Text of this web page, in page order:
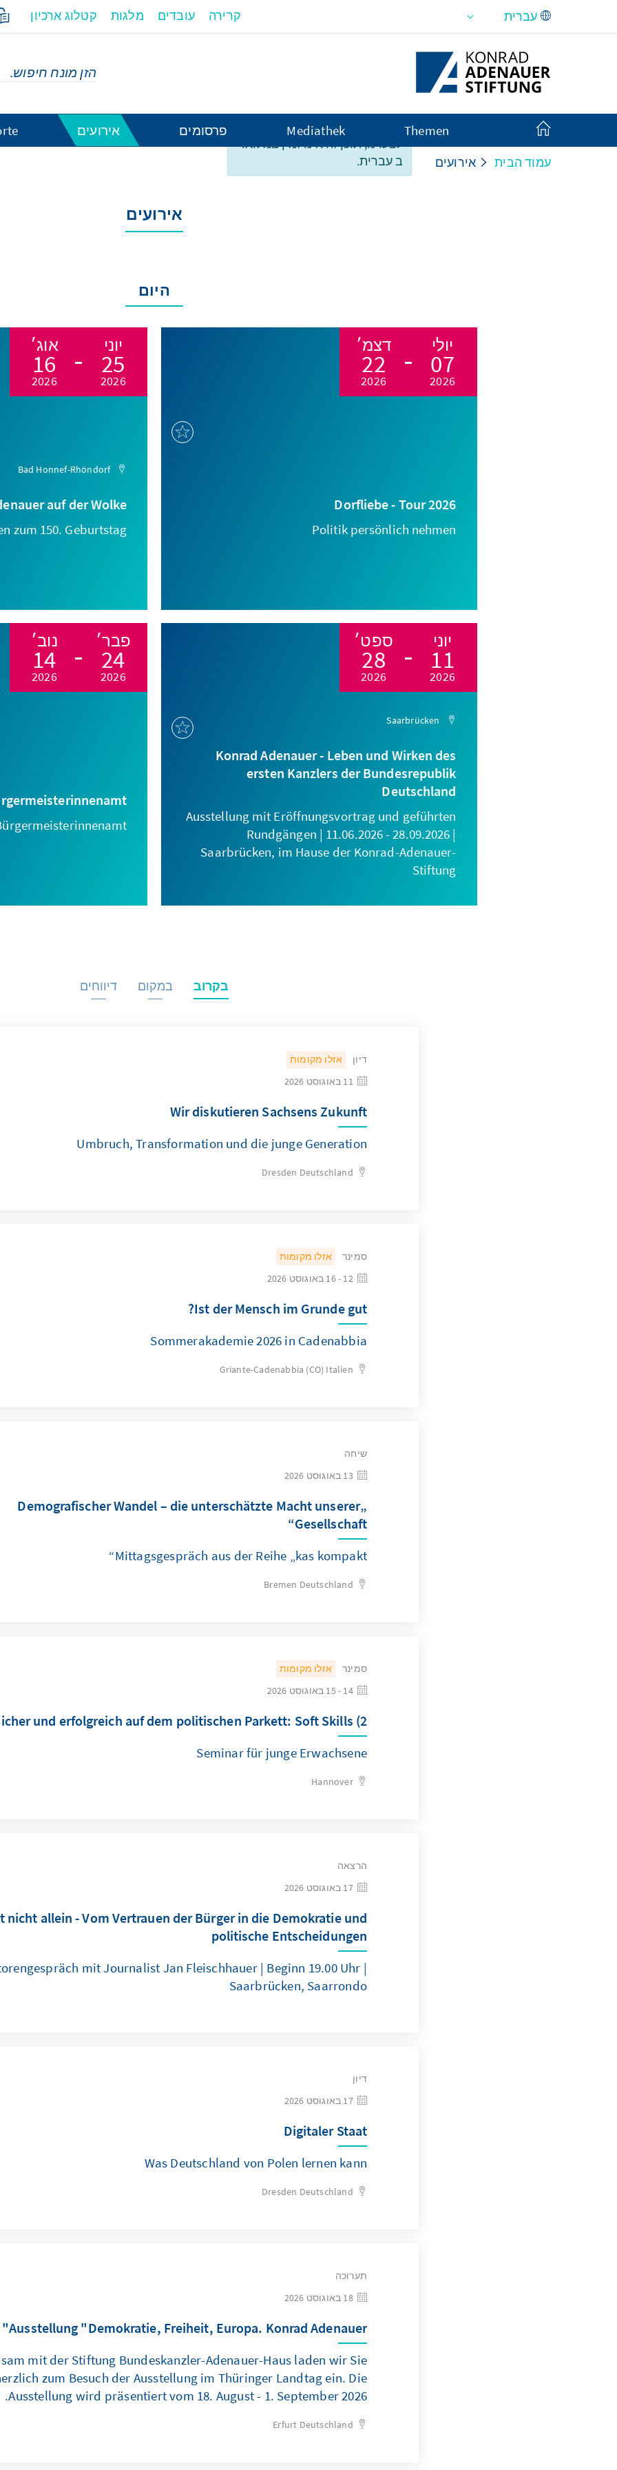
Skip to Main Content
לצערנו, תוכן זה אינו זמין במלואו
ב עברית.
קרירה עובדים מלגות קטלוג ארכיון
Themen
Mediathek פרסומים אירועים
עמוד הבית אירועים
אירועים
היום
יולי
07
2026
דצמ׳
22
2026
Dorfliebe - Tour 2026
Politik persönlich nehmen
יוני
25
2026
אוג׳
16
2026
Bad Honnef-Rhöndorf
auf der Wolke
zum 150. Geburtstag
יוני
11
2026
ספט׳
28
2026
Saarbrücken
Konrad Adenauer - Leben und Wirken des
ersten Kanzlers der Bundesrepublik
Deutschland
Ausstellung mit Eröffnungsvortrag und geführten
Rundgängen | 11.06.2026 - 28.09.2026 |
Saarbrücken, im Hause der Konrad-Adenauer-
Stiftung
פבר׳
24
2026
נוב׳
14
2026
בקרוב במקום דיווחים
דיון
אזלו מקומות
Wir diskutieren Sachsens Zukunft
Umbruch, Transformation und die junge Generation
Dresden Deutschland
סמינר
אזלו מקומות
12 - 16 באוגוסט 2026
Ist der Mensch im Grunde gut?
Sommerakademie 2026 in Cadenabbia
Griante-Cadenabbia (CO) Italien
שיחה
„Demografischer Wandel – die unterschätzte Macht unserer
Gesellschaft“
Mittagsgespräch aus der Reihe „kas kompakt“
Bremen Deutschland
סמינר
אזלו מקומות
14 - 15 באוגוסט 2026
und erfolgreich auf dem politischen Parkett: Soft Skills (2)
Seminar für junge Erwachsene
Hannover
הרצאה
17 באוגוסט 2026
nicht allein - Vom Vertrauen der Bürger in die Demokratie und
politische Entscheidungen
mit Journalist Jan Fleischhauer | Beginn 19.00 Uhr |
Saarbrücken, Saarrondo
דיון
17 באוגוסט 2026
Digitaler Staat
Was Deutschland von Polen lernen kann
Dresden Deutschland
תערוכה
18 באוגוסט 2026
Ausstellung "Demokratie, Freiheit, Europa. Konrad Adenauer"
mit der Stiftung Bundeskanzler-Adenauer-Haus laden wir Sie
zum Besuch der Ausstellung im Thüringer Landtag ein. Die
Ausstellung wird präsentiert vom 18. August - 1. September 2026.
Erfurt Deutschland